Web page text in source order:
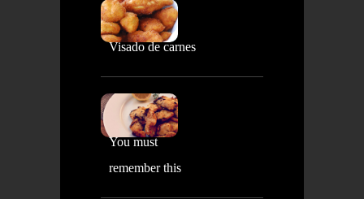
Visado de carnes
You must
remember this